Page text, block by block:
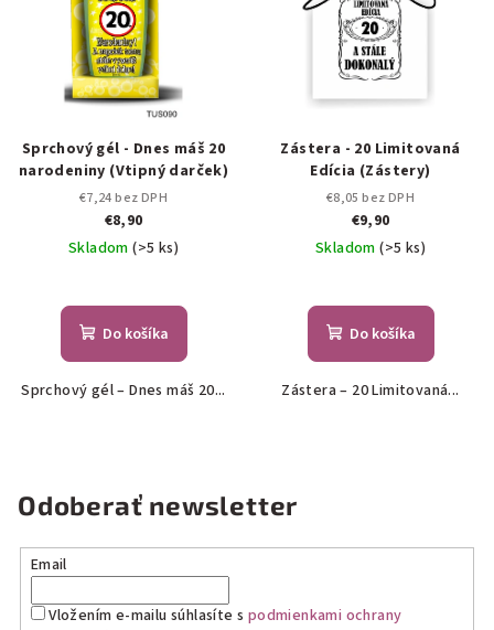
Sprchový gél - Dnes máš 20
narodeniny (Vtipný darček)
€7,24 bez DPH
€8,90
Skladom(>5 ks)
Do košíka
Sprchový gél – Dnes máš 20...
Zástera - 20 Limitovaná
Edícia (Zástery)
€8,05 bez DPH
€9,90
Skladom(>5 ks)
Do košíka
Zástera – 20 Limitovaná...
Odoberať newsletter
Email
Vložením e-mailu súhlasíte s podmienkami ochrany